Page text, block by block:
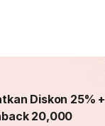
Diskon 25% +
20,000